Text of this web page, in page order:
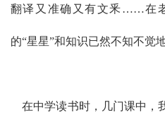
翻译又准确又有文釆……在
的“星星”和知识已然不知不觉
在中学读书时，几门课中，